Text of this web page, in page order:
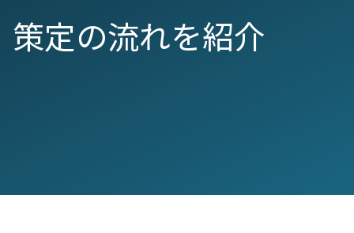
定の流れを紹介